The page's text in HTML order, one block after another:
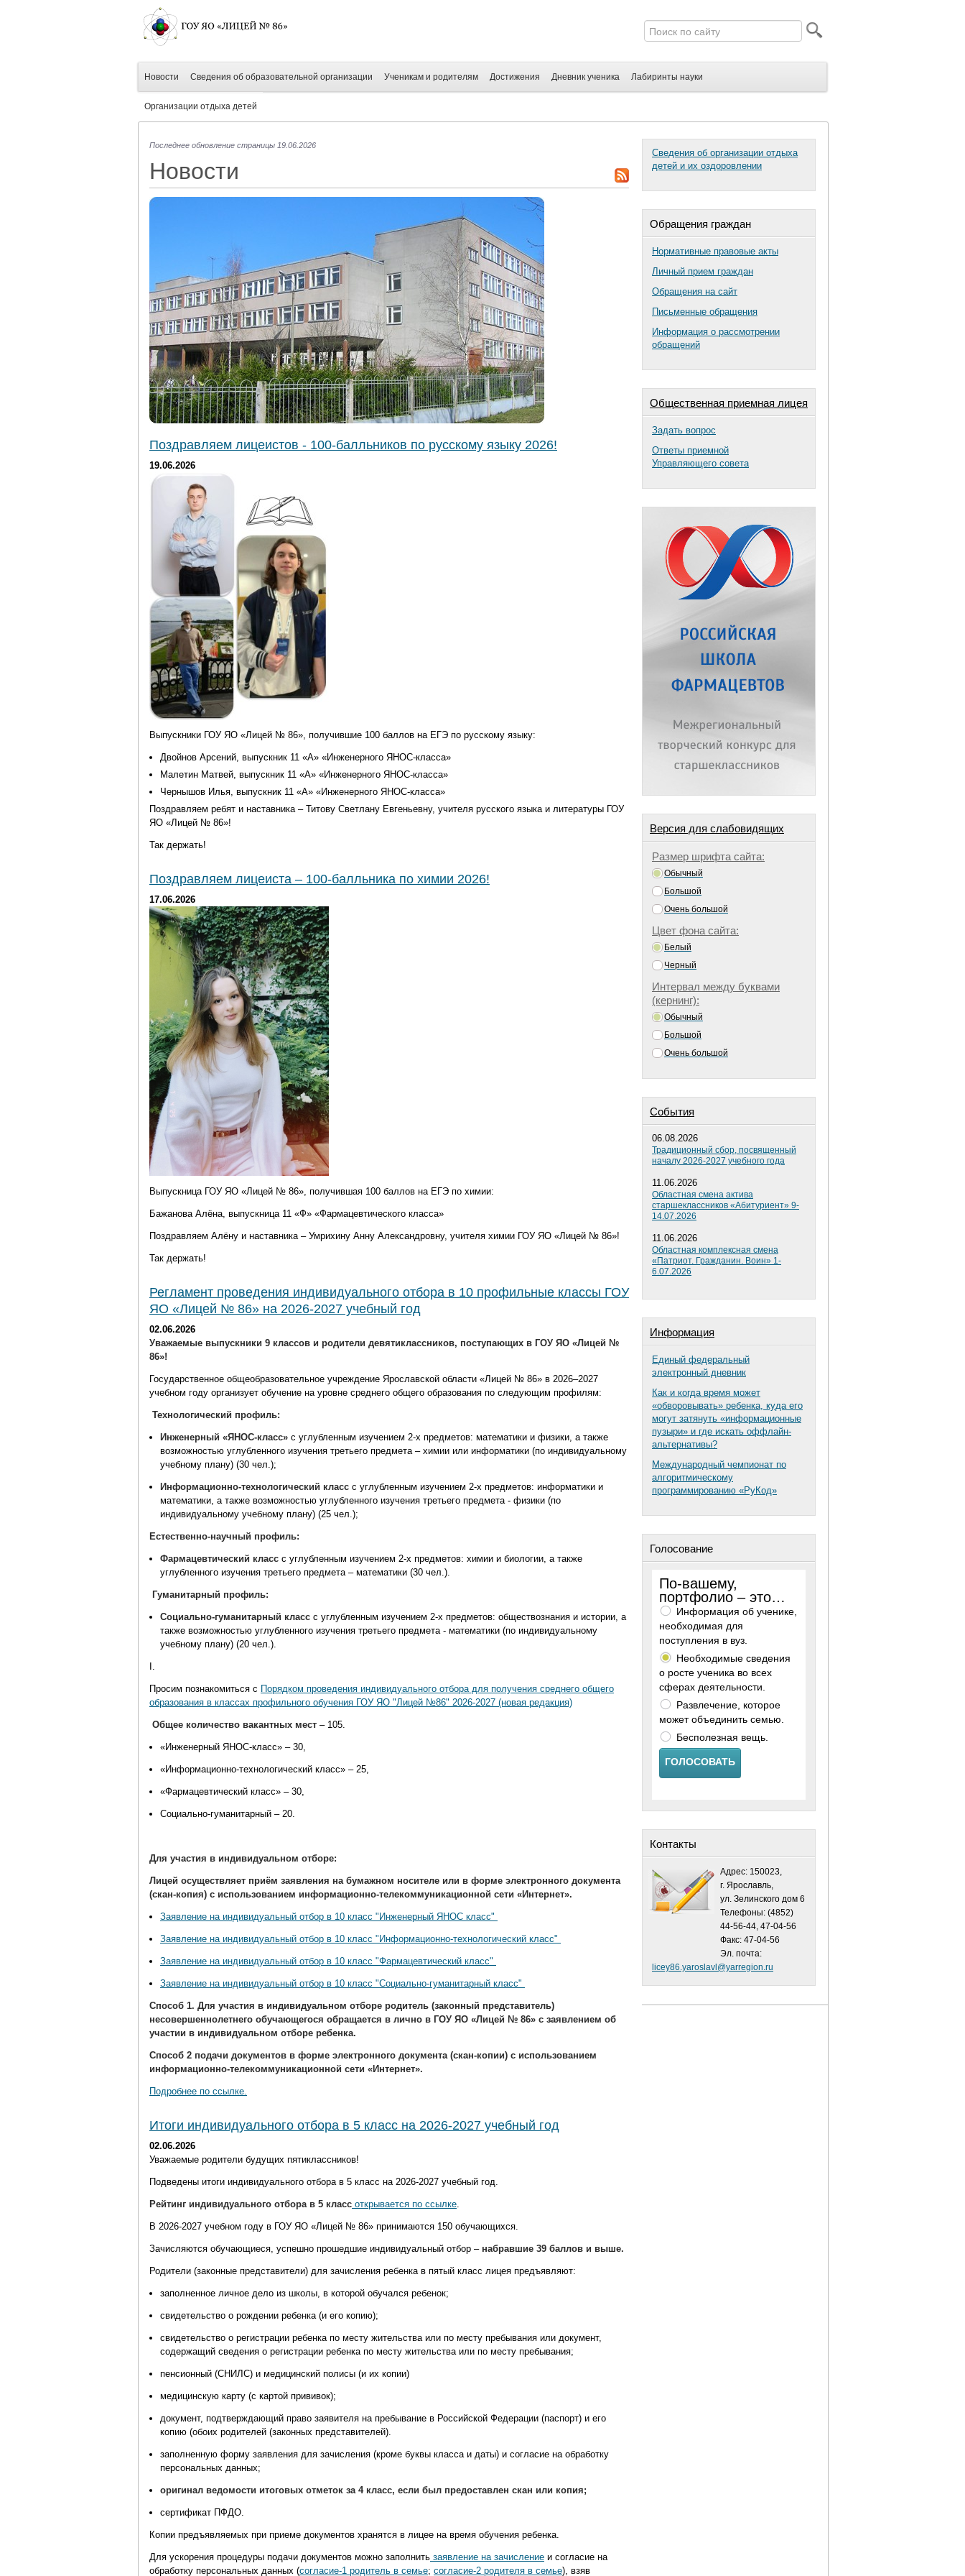
Новости Сведения об образовательной организации Ученикам и родителям Достижения Дневник ученика Лабиринты науки
Организации отдыха детей
Последнее обновление страницы 19.06.2026
Новости
Поздравляем лицеистов - 100-балльников по русскому языку 2026!
19.06.2026
Выпускники ГОУ ЯО «Лицей № 86», получившие 100 баллов на ЕГЭ по русскому языку:
Двойнов Арсений, выпускник 11 «А» «Инженерного ЯНОС-класса»
Малетин Матвей, выпускник 11 «А» «Инженерного ЯНОС-класса»
Чернышов Илья, выпускник 11 «А» «Инженерного ЯНОС-класса»
Поздравляем ребят и наставника – Титову Светлану Евгеньевну, учителя русского языка и литературы ГОУ
ЯО «Лицей № 86»!
Так держать!
Поздравляем лицеиста – 100-балльника по химии 2026!
17.06.2026
Выпускница ГОУ ЯО «Лицей № 86», получившая 100 баллов на ЕГЭ по химии:
Бажанова Алёна, выпускница 11 «Ф» «Фармацевтического класса»
Поздравляем Алёну и наставника – Умрихину Анну Александровну, учителя химии ГОУ ЯО «Лицей № 86»!
Так держать!
Регламент проведения индивидуального отбора в 10 профильные классы ГОУ
ЯО «Лицей № 86» на 2026-2027 учебный год
02.06.2026
Уважаемые выпускники 9 классов и родители девятиклассников, поступающих в ГОУ ЯО «Лицей №
86»!
Государственное общеобразовательное учреждение Ярославской области «Лицей № 86» в 2026–2027
учебном году организует обучение на уровне среднего общего образования по следующим профилям:
Технологический профиль:
Инженерный «ЯНОС-класс» с углубленным изучением 2-х предметов: математики и физики, а также
возможностью углубленного изучения третьего предмета – химии или информатики (по индивидуальному
учебному плану) (30 чел.);
Информационно-технологический класс с углубленным изучением 2-х предметов: информатики и
математики, а также возможностью углубленного изучения третьего предмета - физики (по
индивидуальному учебному плану) (25 чел.);
Естественно-научный профиль:
Фармацевтический класс с углубленным изучением 2-х предметов: химии и биологии, а также
углубленного изучения третьего предмета – математики (30 чел.).
Гуманитарный профиль:
Социально-гуманитарный класс с углубленным изучением 2-х предметов: обществознания и истории, а
также возможностью углубленного изучения третьего предмета - математики (по индивидуальному
учебному плану) (20 чел.).
I
Просим познакомиться с Порядком проведения индивидуального отбора для получения среднего общего
образования в классах профильного обучения ГОУ ЯО "Лицей №86" 2026-2027 (новая редакция)
Общее количество вакантных мест – 105.
«Инженерный ЯНОС-класс» – 30,
«Информационно-технологический класс» – 25,
«Фармацевтический класс» – 30,
Социально-гуманитарный – 20.
Для участия в индивидуальном отборе:
Лицей осуществляет приём заявления на бумажном носителе или в форме электронного документа
(скан-копия) с использованием информационно-телекоммуникационной сети «Интернет».
Заявление на индивидуальный отбор в 10 класс "Инженерный ЯНОС класс"
Заявление на индивидуальный отбор в 10 класс "Информационно-технологический класс"
Заявление на индивидуальный отбор в 10 класс "Фармацевтический класс"
Заявление на индивидуальный отбор в 10 класс "Социально-гуманитарный класс"
Способ 1. Для участия в индивидуальном отборе родитель (законный представитель)
несовершеннолетнего обучающегося обращается в лично в ГОУ ЯО «Лицей № 86» с заявлением об
участии в индивидуальном отборе ребенка.
Способ 2 подачи документов в форме электронного документа (скан-копии) с использованием
информационно-телекоммуникационной сети «Интернет».
Подробнее по ссылке.
Итоги индивидуального отбора в 5 класс на 2026-2027 учебный год
02.06.2026
Уважаемые родители будущих пятиклассников!
Подведены итоги индивидуального отбора в 5 класс на 2026-2027 учебный год.
Рейтинг индивидуального отбора в 5 класс открывается по ссылке
В 2026-2027 учебном году в ГОУ ЯО «Лицей № 86» принимаются 150 обучающихся.
Зачисляются обучающиеся, успешно прошедшие индивидуальный отбор – набравшие 39 баллов и выше.
Родители (законные представители) для зачисления ребенка в пятый класс лицея предъявляют:
заполненное личное дело из школы, в которой обучался ребенок;
свидетельство о рождении ребенка (и его копию);
свидетельство о регистрации ребенка по месту жительства или по месту пребывания или документ,
содержащий сведения о регистрации ребенка по месту жительства или по месту пребывания;
пенсионный (СНИЛС) и медицинский полисы (и их копии)
медицинскую карту (с картой прививок);
документ, подтверждающий право заявителя на пребывание в Российской Федерации (паспорт) и его
копию (обоих родителей (законных представителей).
заполненную форму заявления для зачисления (кроме буквы класса и даты) и согласие на обработку
персональных данных;
оригинал ведомости итоговых отметок за 4 класс, если был предоставлен скан или копия;
сертификат ПФДО.
Копии предъявляемых при приеме документов хранятся в лицее на время обучения ребенка.
Для ускорения процедуры подачи документов можно заполнить заявление на зачисление и согласие на
обработку персональных данных (согласие-1 родитель в семье; согласие-2 родителя в семье), взяв
Сведения об организации отдыха
детей и их оздоровлении
Обращения граждан
Нормативные правовые акты
Личный прием граждан
Обращения на сайт
Письменные обращения
Информация о рассмотрении
обращений
Общественная приемная лицея
Задать вопрос
Ответы приемной
Управляющего совета
Версия для слабовидящих
Размер шрифта сайта:
Обычный
Большой
Очень большой
Цвет фона сайта:
Белый
Черный
Интервал между буквами
(кернинг):
Обычный
Большой
Очень большой
Cобытия
06.08.2026
Традиционный сбор, посвященный
началу 2026-2027 учебного года
11.06.2026
Областная смена актива
старшеклассников «Абитуриент» 9-
14.07.2026
11.06.2026
Областная комплексная смена
«Патриот. Гражданин. Воин» 1-
6.07.2026
Информация
Единый федеральный
электронный дневник
Как и когда время может
«обворовывать» ребенка, куда его
могут затянуть «информационные
пузыри» и где искать оффлайн-
альтернативы?
Международный чемпионат по
алгоритмическому
программированию «РуКод»
Голосование
По-вашему,
портфолио – это…
Информация об ученике,
необходимая для
поступления в вуз.
Необходимые сведения
о росте ученика во всех
сферах деятельности.
Развлечение, которое
может объединить семью.
Бесполезная вещь.
ГОЛОСОВАТЬ
Контакты
Адрес: 150023,
г. Ярославль,
ул. Зелинского дом 6
Телефоны: (4852)
44-56-44, 47-04-56
Факс: 47-04-56
Эл. почта:
licey86.yaroslavl@yarregion.ru